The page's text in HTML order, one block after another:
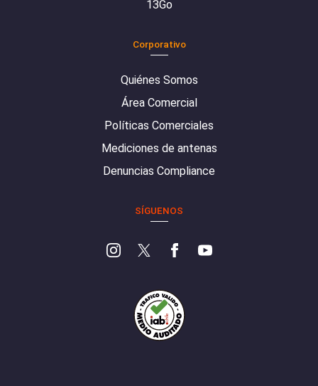
13Go
Corporativo
Quiénes Somos
Área Comercial
Políticas Comerciales
Mediciones de antenas
Denuncias Compliance
SÍGUENOS